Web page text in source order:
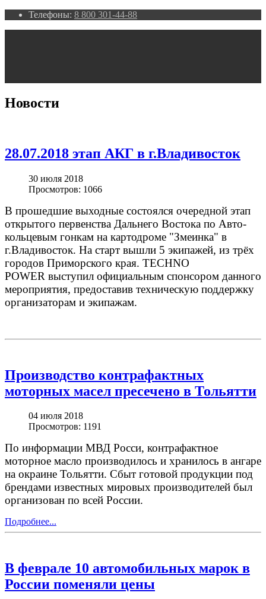
Телефоны: 8 800 301-44-88
Новости
28.07.2018 этап АКГ в г.Владивосток
30 июля 2018
Просмотров: 1066
В прошедшие выходные состоялся очередной этап
открытого первенства Дальнего Востока по Авто-
кольцевым гонкам на картодроме "Змеинка" в
г.Владивосток. На старт вышли 5 экипажей, из трёх
городов Приморского края. TECHNO
POWER выступил официальным спонсором данного
мероприятия, предоставив техническую поддержку
организаторам и экипажам.
Производство контрафактных
моторных масел пресечено в Тольятти
04 июля 2018
Просмотров: 1191
По информации МВД Росси, контрафактное
моторное масло производилось и хранилось в ангаре
на окраине Тольятти. Сбыт готовой продукции под
брендами известных мировых производителей был
организован по всей России.
Подробнее...
В феврале 10 автомобильных марок в
России поменяли цены